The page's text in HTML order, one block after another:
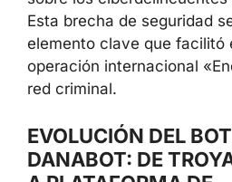
Esta brecha de seguridad
elemento clave que facilitó
operación internacional
red criminal.
EVOLUCIÓN DEL
DANABOT: DE